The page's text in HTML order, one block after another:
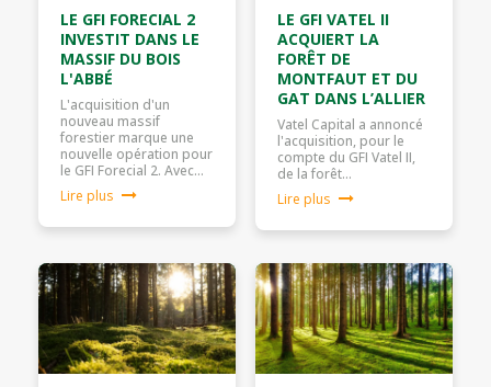
LE GFI FORECIAL 2
INVESTIT DANS LE
MASSIF DU BOIS
L'ABBÉ
L'acquisition d'un
nouveau massif
forestier marque une
nouvelle opération pour
le GFI Forecial 2. Avec…
Lire plus
LE GFI VATEL II
ACQUIERT LA
FORÊT DE
MONTFAUT ET DU
GAT DANS L’ALLIER
Vatel Capital a annoncé
l'acquisition, pour le
compte du GFI Vatel II,
de la forêt…
Lire plus